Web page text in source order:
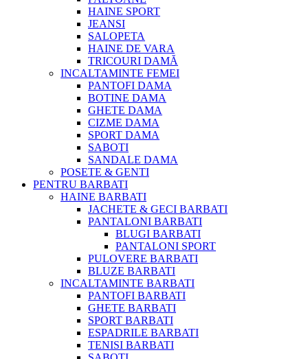
HAINE SPORT
JEANSI
SALOPETA
HAINE DE VARA
TRICOURI DAMĂ
INCALTAMINTE FEMEI
PANTOFI DAMA
BOTINE DAMA
GHETE DAMA
CIZME DAMA
SPORT DAMA
SABOTI
SANDALE DAMA
POSETE & GENTI
PENTRU BARBATI
HAINE BARBATI
JACHETE & GECI BARBATI
PANTALONI BARBATI
BLUGI BARBATI
PANTALONI SPORT
PULOVERE BARBATI
BLUZE BARBATI
INCALTAMINTE BARBATI
PANTOFI BARBATI
GHETE BARBATI
SPORT BARBATI
ESPADRILE BARBATI
TENISI BARBATI